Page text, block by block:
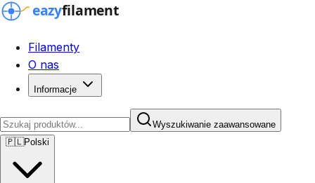
Filamenty
O nas
Informacje
Wyszukiwanie zaawansowane
🇵🇱Polski